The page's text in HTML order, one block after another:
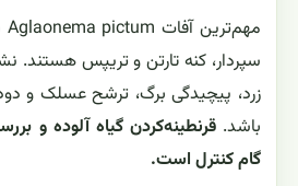
سپردار، کنه تارتن و تریپس هستند.
زرد، پیچیدگی برگ، ترشح عسلک و
باشد.قرنطینه‌کردن گیاه آلوده و
گام کنترل است.